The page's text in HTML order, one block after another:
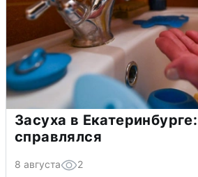
Засуха в
справлялся
8 августа 2